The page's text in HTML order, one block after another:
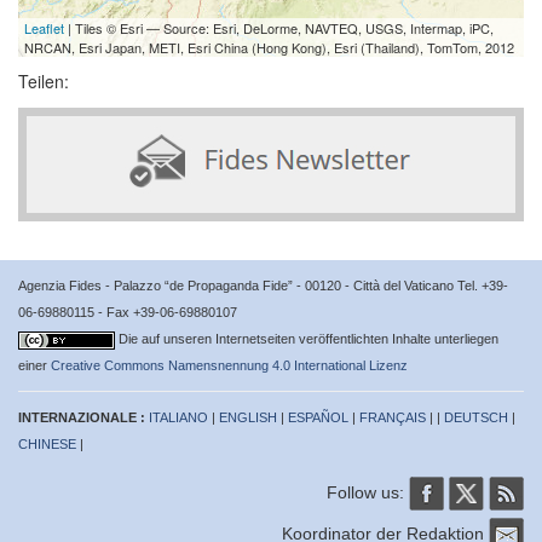
Leaflet | Tiles © Esri — Source: Esri, DeLorme, NAVTEQ, USGS, Intermap, iPC,
NRCAN, Esri Japan, METI, Esri China (Hong Kong), Esri (Thailand), TomTom, 2012
Teilen:
Agenzia Fides - Palazzo “de Propaganda Fide” - 00120 - Città del Vaticano Tel. +39-
06-69880115 - Fax +39-06-69880107
Die auf unseren Internetseiten veröffentlichten Inhalte unterliegen
einer Creative Commons Namensnennung 4.0 International Lizenz
INTERNAZIONALE : ITALIANO ENGLISH ESPAÑOL FRANÇAIS DEUTSCH
CHINESE
Follow us:
Koordinator der Redaktion